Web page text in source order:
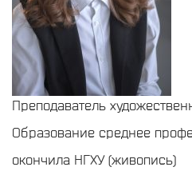
Преподаватель
Образование среднее
окончила НГХУ (живопись)